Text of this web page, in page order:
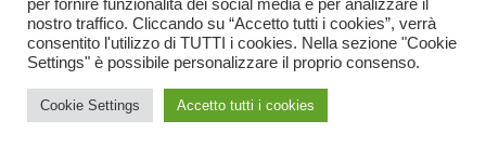
tantomeno i trattamenti da me effettuati si occupano in
nessun caso di patologie, bensì di prevenzione ed
educazione ad uno stile di vita naturale. Si declina ogni
responsabilità per tutti i contenuti esterni collegati a questo
sito. Iscrizione Registro Dbn Lombardia nr 2014/NT285 -
P.IVA 08888680967 |ayamedicine Theme
per fornire funzionalità dei social media e per analizzare il
nostro traffico. Cliccando su “Accetto tutti i cookies”, verrà
consentito l'utilizzo di TUTTI i cookies. Nella sezione "Cookie
Settings" è possibile personalizzare il proprio consenso.
Cookie Settings Accetto tutti i cookies